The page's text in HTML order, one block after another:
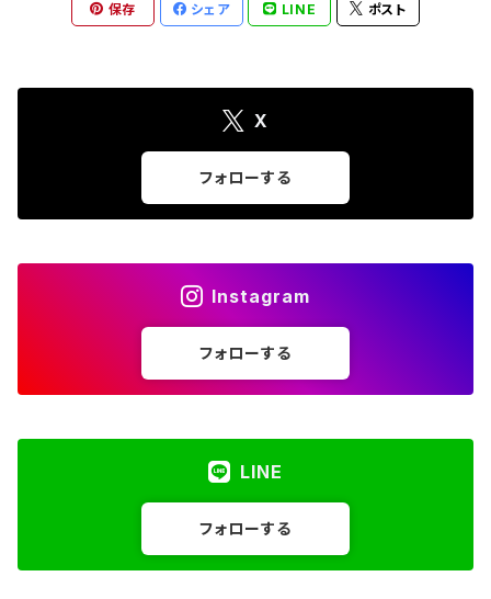
保存 シェア LINE ポスト
X
フォローする
Instagram
フォローする
LINE
フォローする